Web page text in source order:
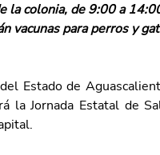
la colonia, de 9:00 a
vacunas para perros y
Estado de
la Jornada Estatal de